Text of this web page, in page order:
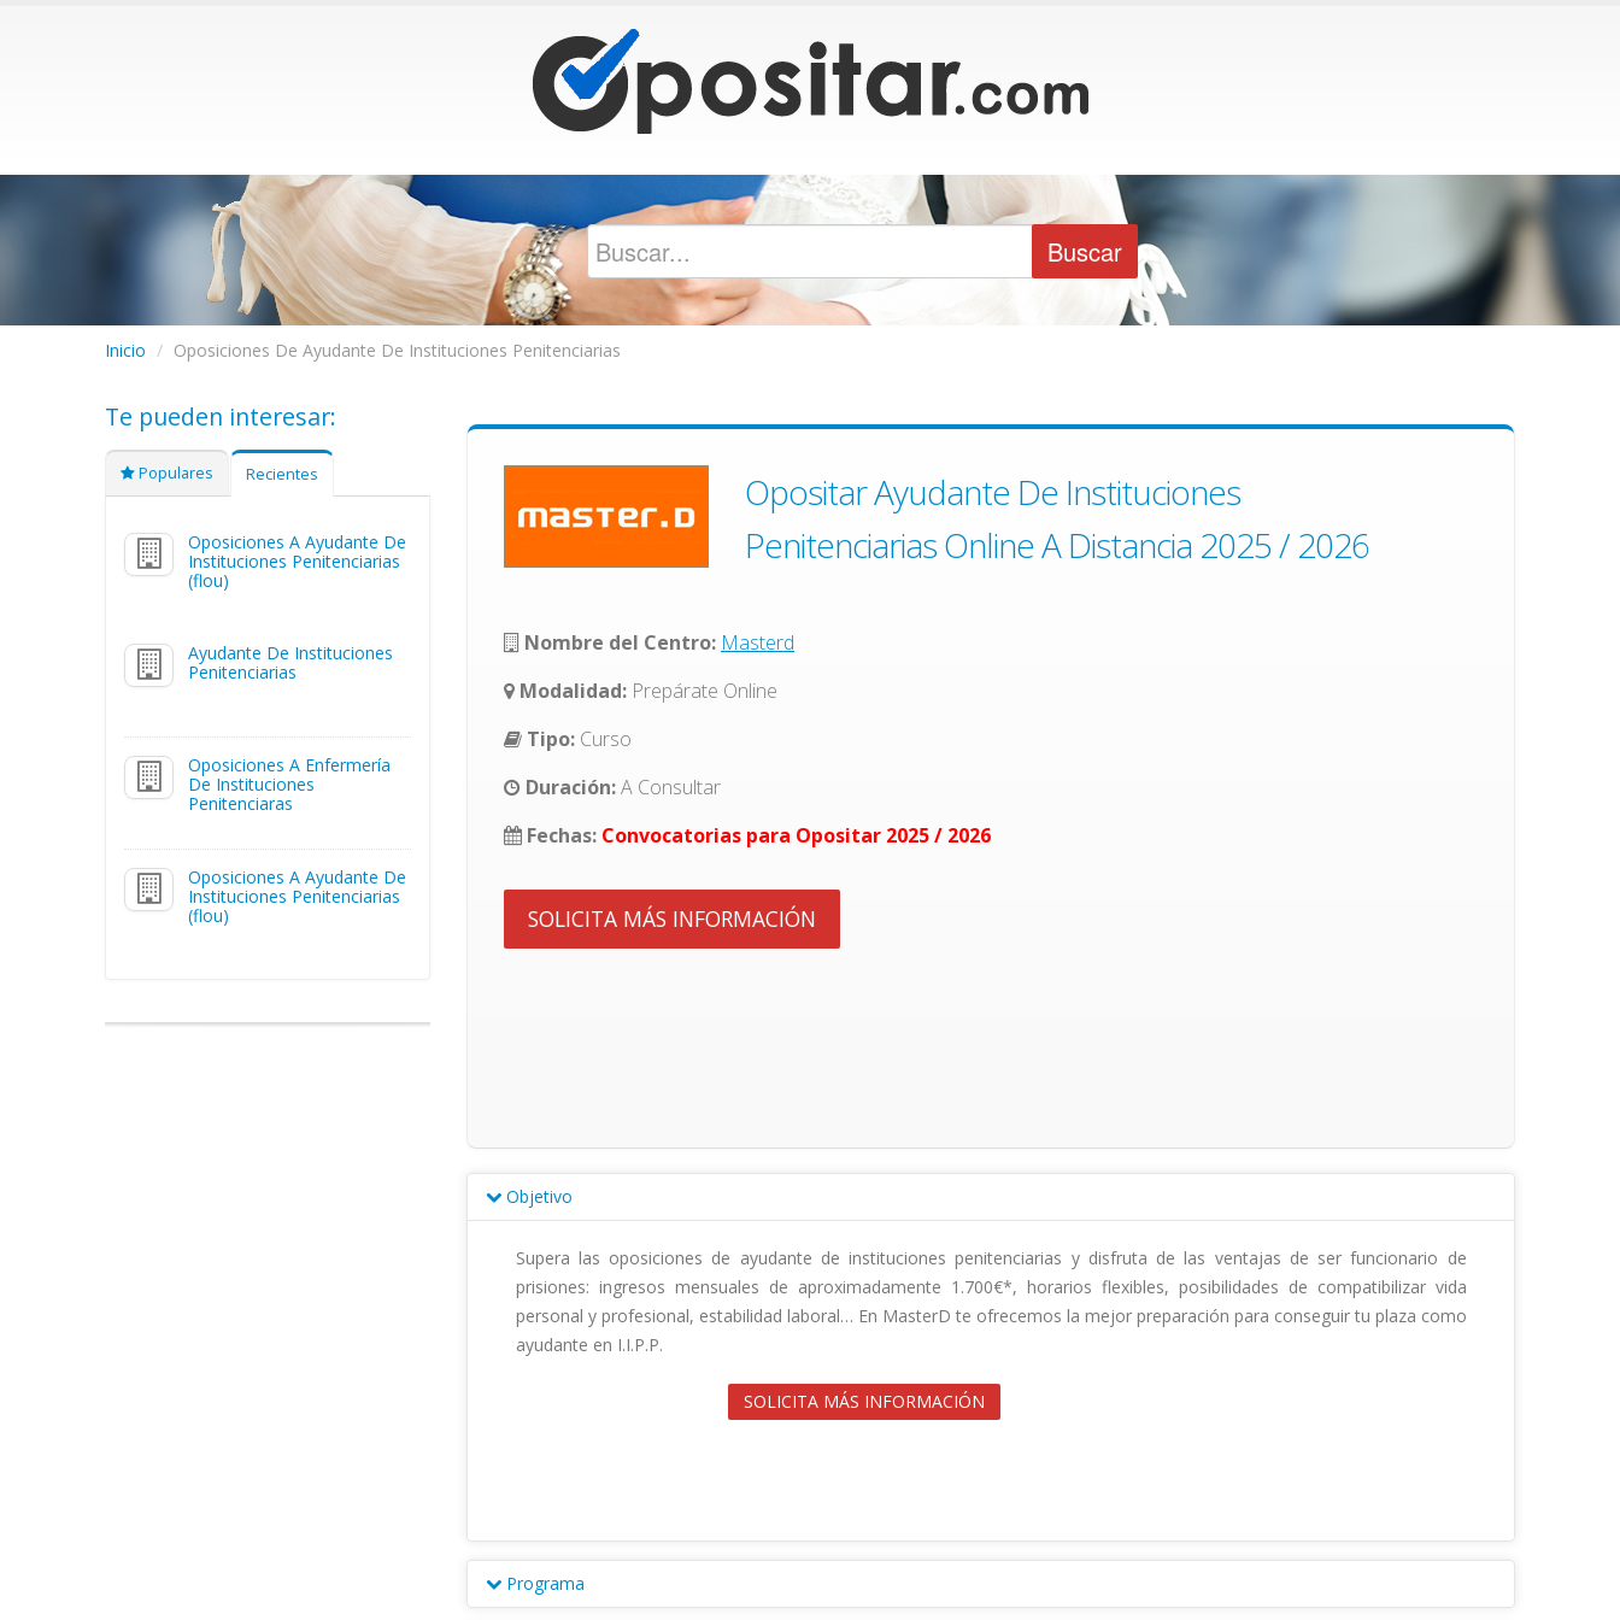
Inicio / Oposiciones De Ayudante De Instituciones Penitenciarias
Opositar Ayudante De Instituciones
Penitenciarias Online A Distancia 2025 / 2026
Nombre del Centro: Masterd
Modalidad: Prepárate Online
Tipo: Curso
Duración:A Consultar
Fechas: Convocatorias para Opositar 2025 / 2026
SOLICITA MÁS INFORMACIÓN
Objetivo
Supera las oposiciones de ayudante de instituciones penitenciarias y disfruta de las ventajas de ser funcionario de
prisiones: ingresos mensuales de aproximadamente 1.700€*, horarios flexibles, posibilidades de compatibilizar vida
personal y profesional, estabilidad laboral… En MasterD te ofrecemos la mejor preparación para conseguir tu plaza como
ayudante en I.I.P.P.
SOLICITA MÁS INFORMACIÓN
Programa
Te pueden interesar:
Populares Recientes
Oposiciones A Ayudante De
Instituciones Penitenciarias
(flou)
Ayudante De Instituciones
Penitenciarias
Oposiciones A Enfermería
De Instituciones
Penitenciaras
Oposiciones A Ayudante De
Instituciones Penitenciarias
(flou)